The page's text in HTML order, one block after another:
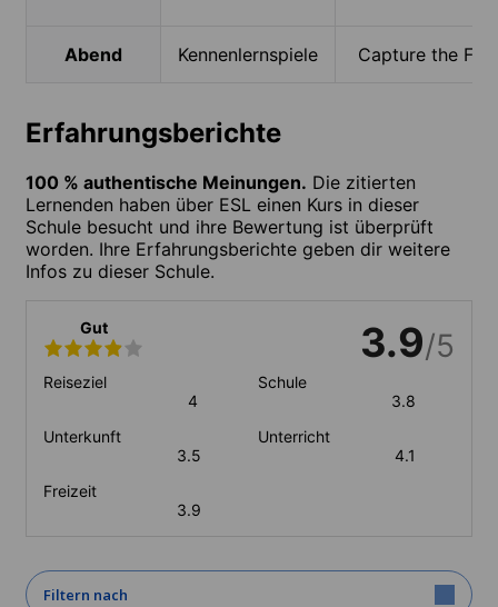
Abend Kennenlernspiele Capture the Flag
Erfahrungsberichte
100 % authentische Meinungen. Die zitierten
Lernenden haben über ESL einen Kurs in dieser
Schule besucht und ihre Bewertung ist überprüft
worden. Ihre Erfahrungsberichte geben dir weitere
Infos zu dieser Schule.
Gut 3.9/5
Reiseziel
4
Schule
3.8
Unterkunft
3.5
Unterricht
4.1
Freizeit
3.9
Filtern nach